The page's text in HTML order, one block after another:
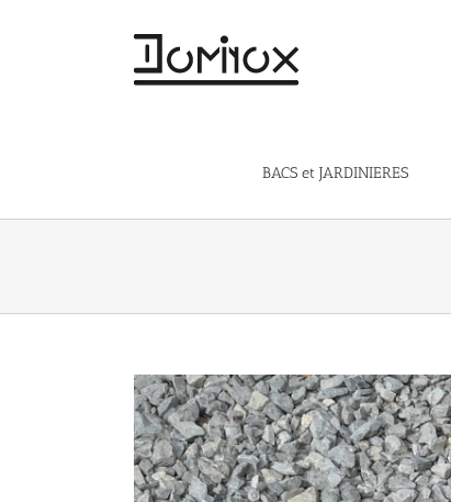
BACS et JARDINIERES
View
Larger
Image